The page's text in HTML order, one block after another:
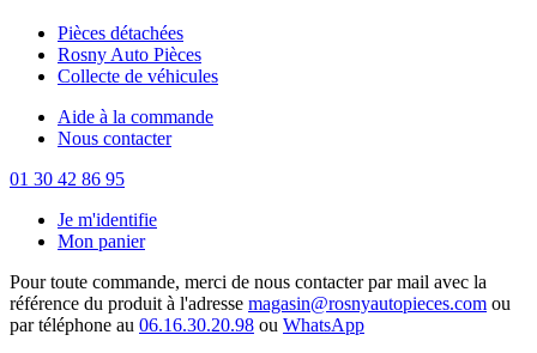
Pièces détachées
Rosny Auto Pièces
Collecte de véhicules
Aide à la commande
Nous contacter
01 30 42 86 95
Je m'identifie
Mon panier
Pour toute commande, merci de nous contacter par mail avec la
référence du produit à l'adresse magasin@rosnyautopieces.com ou
par téléphone au 06.16.30.20.98 ou WhatsApp